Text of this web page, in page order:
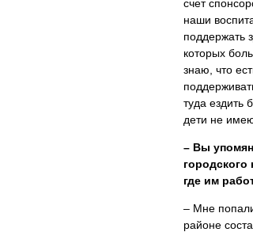
счет
наши
поддержать
которых
знаю, что
туда ездить
дети не
– Вы
где им
– Мне
районе